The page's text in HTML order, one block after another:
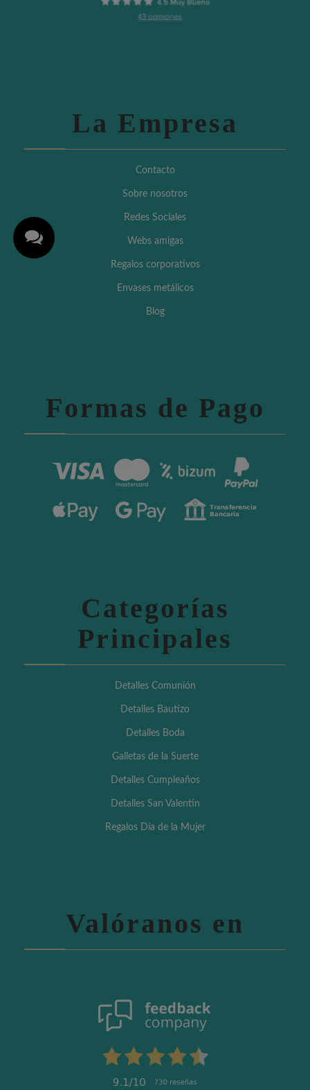
La Empresa
Contacto
Sobre nosotros
Redes Sociales
Webs amigas
Regalos corporativos
Envases metálicos
Blog
Formas de Pago
Categorías
Principales
Detalles Comunión
Detalles Bautizo
Detalles Boda
Galletas de la Suerte
Detalles Cumpleaños
Detalles San Valentín
Regalos Día de la Mujer
Valóranos en